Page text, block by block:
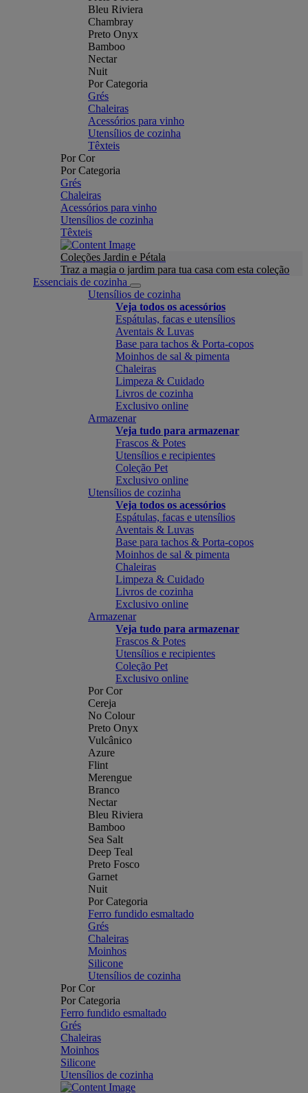
Bleu Riviera
Chambray
Preto Onyx
Bamboo
Nectar
Nuit
Por Categoria
Grés
Chaleiras
Acessórios para vinho
Utensílios de cozinha
Têxteis
Por Cor
Por Categoria
Grés
Chaleiras
Acessórios para vinho
Utensílios de cozinha
Têxteis
Coleções Jardin e Pétala
Traz a magia o jardim para tua casa com esta coleção
Essenciais de cozinha
Utensílios de cozinha
Veja todos os acessórios
Espátulas, facas e utensílios
Aventais & Luvas
Base para tachos & Porta-copos
Moinhos de sal & pimenta
Chaleiras
Limpeza & Cuidado
Livros de cozinha
Exclusivo online
Armazenar
Veja tudo para armazenar
Frascos & Potes
Utensílios e recipientes
Coleção Pet
Exclusivo online
Utensílios de cozinha
Veja todos os acessórios
Espátulas, facas e utensílios
Aventais & Luvas
Base para tachos & Porta-copos
Moinhos de sal & pimenta
Chaleiras
Limpeza & Cuidado
Livros de cozinha
Exclusivo online
Armazenar
Veja tudo para armazenar
Frascos & Potes
Utensílios e recipientes
Coleção Pet
Exclusivo online
Por Cor
Cereja
No Colour
Preto Onyx
Vulcânico
Azure
Flint
Merengue
Branco
Nectar
Bleu Riviera
Bamboo
Sea Salt
Deep Teal
Preto Fosco
Garnet
Nuit
Por Categoria
Ferro fundido esmaltado
Grés
Chaleiras
Moinhos
Silicone
Utensílios de cozinha
Por Cor
Por Categoria
Ferro fundido esmaltado
Grés
Chaleiras
Moinhos
Silicone
Utensílios de cozinha